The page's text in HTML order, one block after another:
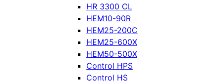
HR 3300 CL
HEM10-90R
HEM25-200C
HEM25-600X
HEM50-500X
Control HPS
Control HS